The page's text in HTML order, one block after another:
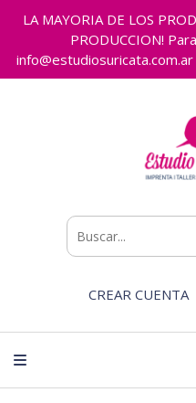
LA MAYORIA DE LOS
PRODUCCION!
CREAR CUENTA